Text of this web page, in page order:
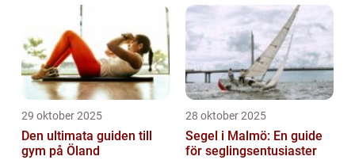
29 oktober 2025
Den ultimata guiden till
gym på Öland
28 oktober 2025
Segel i Malmö: En guide
för seglingsentusiaster